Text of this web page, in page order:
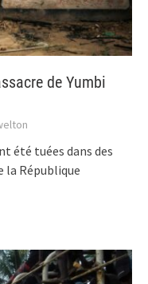
de Yumbi
été tuées dans des
la République